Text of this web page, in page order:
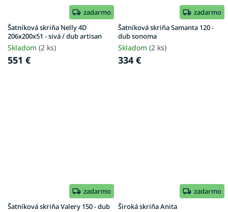
zadarmo
Šatníková skriňa Nelly 4D
206x200x51 - sivá / dub artisan
Skladom (2 ks)
551 €
zadarmo
Šatníková skriňa Samanta 120 -
dub sonoma
Skladom (2 ks)
334 €
zadarmo
Šatníková skriňa Valery 150 - dub
zadarmo
Široká skriňa Anita